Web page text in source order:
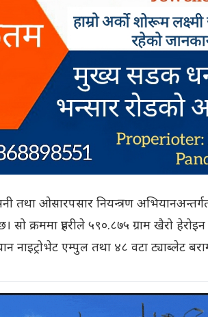
तथा ओसारपसार नियन्त्रण
क्रममा प्रहरीले ५९०.८७५ ग्राम खैरो
नाइट्रोभेट एम्पुल तथा ४८ वटा ट्याब्लेट